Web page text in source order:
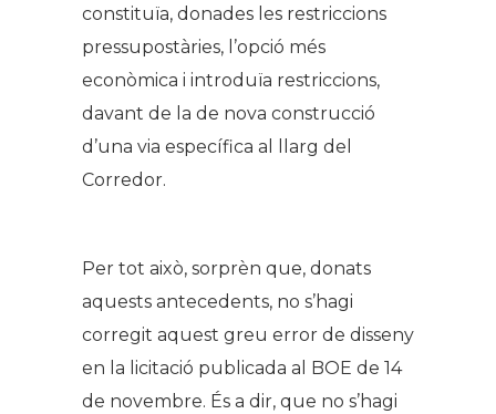
constituïa, donades les restriccions
pressupostàries, l’opció més
econòmica i introduïa restriccions,
davant de la de nova construcció
d’una via específica al llarg del
Corredor.
Per tot això, sorprèn que, donats
aquests antecedents, no s’hagi
corregit aquest greu error de disseny
en la licitació publicada al BOE de 14
de novembre. És a dir, que no s’hagi